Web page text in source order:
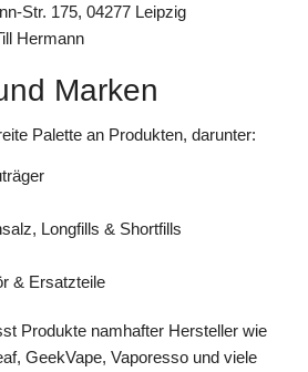
Str. 175, 04277 Leipzig
Hermann
Marken
Palette an Produkten, darunter:
Longfills & Shortfills
& Ersatzteile
Produkte namhafter Hersteller wie
GeekVape, Vaporesso und viele